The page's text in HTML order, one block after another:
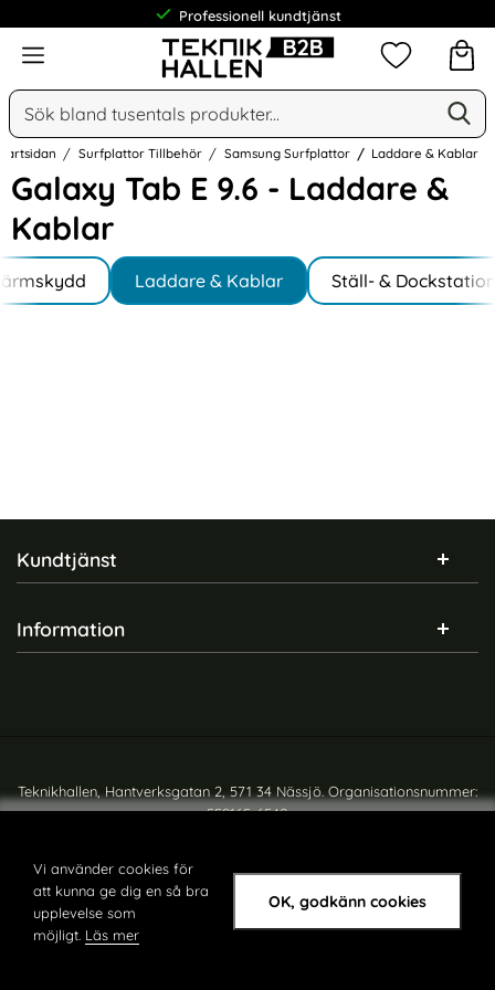
Vi använder cookies för
att kunna ge dig en så bra
upplevelse som
möjligt. Läs mer
OK, godkänn cookies
Professionell kundtjänst
Meny
Sök
Sök på Narse Group AB
Mina
Surfplattor Tillbehör Samsung Surfplattor Laddare & Kablar
Galaxy Tab E 9.6 - Laddare &
Kablar
Hoppa
till
produkter
Underkategorier
Laddare & Kablar Ställ- &
Sidfot Blandad info och länkar
Kundtjänst
Information
Teknikhallen, Hantverksgatan 2, 571 34 Nässjö. Organisationsnummer:
559165-6540